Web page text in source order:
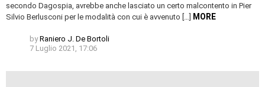
secondo Dagospia, avrebbe anche lasciato un certo malcontento in Pier
Silvio Berlusconi per le modalità con cui è avvenuto […] MORE
by Raniero J. De Bortoli
7 Luglio 2021, 17:06